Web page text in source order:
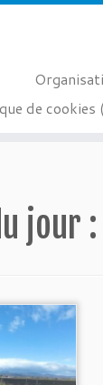
de cookies
jour :